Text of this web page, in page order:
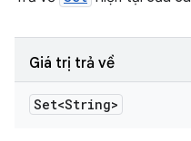
Giá trị trả về
Set<String>